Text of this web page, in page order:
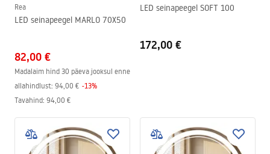
Rea
LED seinapeegel MARLO 70X50
82,00 €
Madalaim hind 30 päeva jooksul enne
allahindlust: 94,00 € -13%
Tavahind: 94,00 €
LED seinapeegel SOFT 100
172,00 €